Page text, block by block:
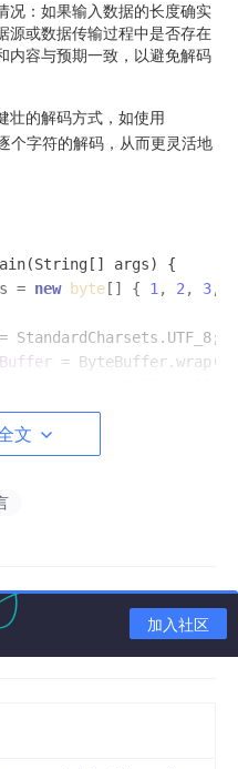
况：如果输入数据的长度确实
源或数据传输过程中是否存在
内容与预期一致，以避免解码
壮的解码方式，如使用
个字符的解码，从而更灵活地
(String[] args)
{
= new byte [] { 1 , 2 , 3,
= StandardCharsets.UTF_8;
=
=
outputBuffer,
错误可能导致解码异常。
文
加入社区